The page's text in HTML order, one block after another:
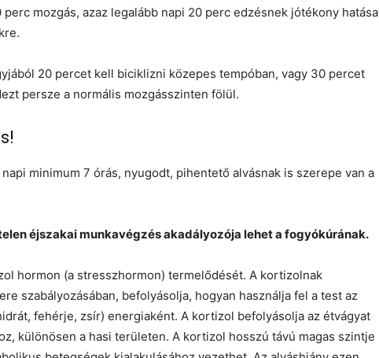
mozgás, azaz legalább napi 20 perc edzésnek jótékony hatása
20 percet kell biciklizni közepes tempóban, vagy 30 percet
persze a normális mozgásszinten fölül.
minimum 7 órás, nyugodt, pihentető alvásnak is szerepe van a
éjszakai munkavégzés akadályozója lehet a fogyókúrának.
hormon (a stresszhormon) termelődését. A kortizolnak
szabályozásában, befolyásolja, hogyan használja fel a test az
fehérje, zsír) energiaként. A kortizol befolyásolja az étvágyat
különösen a hasi területen. A kortizol hosszú távú magas szintje